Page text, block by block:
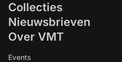
Collecties
Nieuwsbrieven
Over VMT
Events